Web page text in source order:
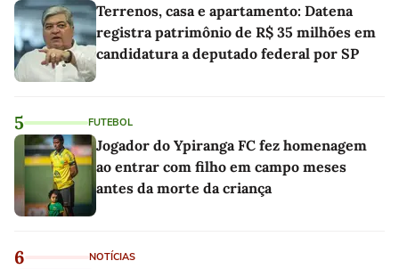
Terrenos, casa e apartamento: Datena
registra patrimônio de R$ 35 milhões em
candidatura a deputado federal por SP
5 FUTEBOL
Jogador do Ypiranga FC fez homenagem
ao entrar com filho em campo meses
antes da morte da criança
6 NOTÍCIAS